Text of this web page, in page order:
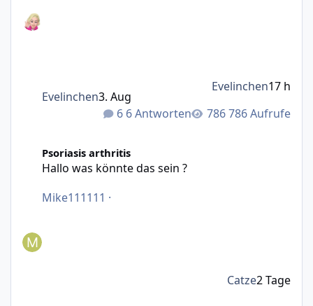
6 Antworten 786 Aufrufe
Evelinchen3. Aug
Evelinchen17 h
Psoriasis arthritis
Hallo was könnte das sein ?
Mike111111 ·
Catze2 Tage